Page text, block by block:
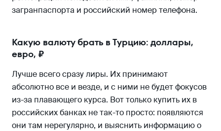
загранпаспорта и российский номер телефона.
Какую валюту брать в Турцию: доллары,
евро, ₽
Лучше всего сразу лиры. Их принимают
абсолютно все и везде, и с ними не будет фокусов
из-за плавающего курса. Вот только купить их в
российских банках не так-то просто: появляются
они там нерегулярно, и выяснить информацию о